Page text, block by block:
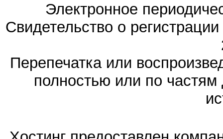
Электронное
Свидетельство о
Перепечатка или
полностью или по частям